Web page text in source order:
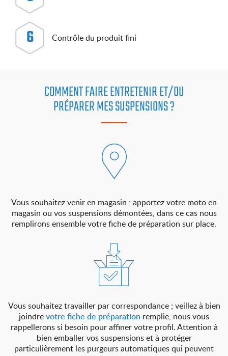
6 Contrôle du produit fini
COMMENT FAIRE ENTRETENIR ET/OU
PRÉPARER MES SUSPENSIONS ?
Vous souhaitez venir en magasin ; apportez votre moto en
magasin ou vos suspensions démontées, dans ce cas nous
remplirons ensemble votre fiche de préparation sur place.
Vous souhaitez travailler par correspondance ; veillez à bien
joindrevotre fiche de préparation remplie, nous vous
rappellerons si besoin pour affiner votre profil. Attention à
bien emballer vos suspensions et à protéger
particulièrement les purgeurs automatiques qui peuvent